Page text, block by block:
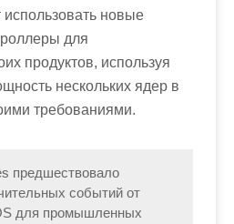
использовать новые
для
продуктов, используя
нескольких ядер в
требованиями.
предшествовало
событий от
для промышленных